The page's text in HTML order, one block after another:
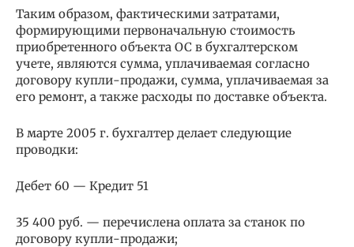
Таким образом, фактическими затратами,
формирующими первоначальную стоимость
приобретенного объекта ОС в бухгалтерском
учете, являются сумма, уплачиваемая согласно
договору купли-продажи, сумма, уплачиваемая за
его ремонт, а также расходы по доставке объекта.
В марте 2005 г. бухгалтер делает следующие
проводки:
Дебет 60 — Кредит 51
35 400 руб. — перечислена оплата за станок по
договору купли-продажи;